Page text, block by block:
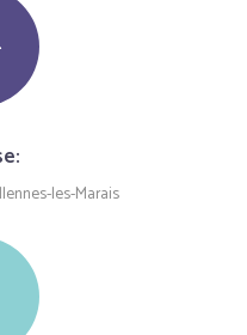
les-Marais